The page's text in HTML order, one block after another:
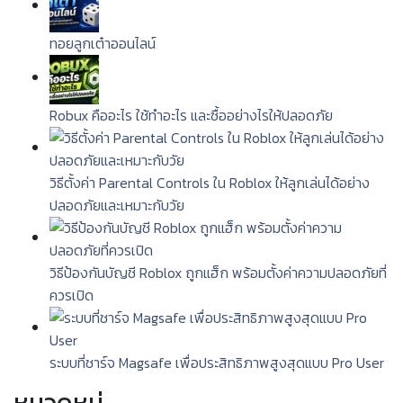
ทอยลูกเต๋าออนไลน์
Robux คืออะไร ใช้ทำอะไร และซื้ออย่างไรให้ปลอดภัย
วิธีตั้งค่า Parental Controls ใน Roblox ให้ลูกเล่นได้อย่าง
ปลอดภัยและเหมาะกับวัย
วิธีป้องกันบัญชี Roblox ถูกแฮ็ก พร้อมตั้งค่าความปลอดภัยที่
ควรเปิด
ระบบที่ชาร์จ Magsafe เพื่อประสิทธิภาพสูงสุดแบบ Pro User